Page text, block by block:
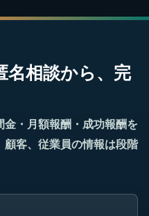
名相談から、完
・月額報酬・成功報酬を
顧客、従業員の情報は段階